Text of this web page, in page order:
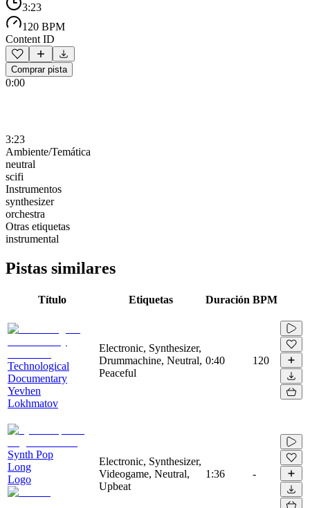
3:23
120 BPM
Content ID
Comprar pista
0:00
3:23
Ambiente/Temática
neutral
scifi
Instrumentos
synthesizer
orchestra
Otras etiquetas
instrumental
Pistas similares
Título Etiquetas Duración BPM
Technological
Documentary
Yevhen
Lokhmatov
Electronic, Synthesizer,
Drummachine, Neutral,
Peaceful
0:40 120
Synth Pop
Long
Logo
Electronic, Synthesizer,
Videogame, Neutral,
Upbeat
1:36 -